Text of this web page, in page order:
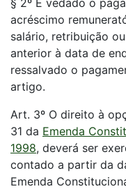
§ 2º É vedado o
acréscimo
salário, retribuição
anterior à data de
ressalvado o
artigo.
Art. 3º O direito à
31 da Emenda
1998, deverá ser
contado a partir da
Emenda